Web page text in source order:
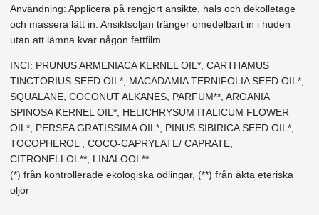
Användning: Applicera på rengjort ansikte, hals och dekolletage
och massera lätt in. Ansiktsoljan tränger omedelbart in i huden
utan att lämna kvar någon fettfilm.
INCI: PRUNUS ARMENIACA KERNEL OIL*, CARTHAMUS
TINCTORIUS SEED OIL*, MACADAMIA TERNIFOLIA SEED OIL*,
SQUALANE, COCONUT ALKANES, PARFUM**, ARGANIA
SPINOSA KERNEL OIL*, HELICHRYSUM ITALICUM FLOWER
OIL*, PERSEA GRATISSIMA OIL*, PINUS SIBIRICA SEED OIL*,
TOCOPHEROL , COCO-CAPRYLATE/ CAPRATE,
CITRONELLOL**, LINALOOL**
(*) från kontrollerade ekologiska odlingar, (**) från äkta eteriska
oljor